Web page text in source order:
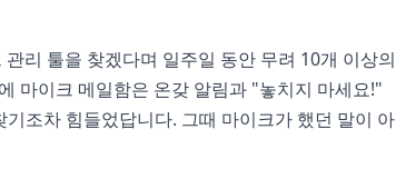
리 툴을 찾겠다며 일주일 동안 무려 10개 이상의
마이크 메일함은 온갖 알림과 "놓치지 마세요!"
조차 힘들었답니다. 그때 마이크가 했던 말이 아